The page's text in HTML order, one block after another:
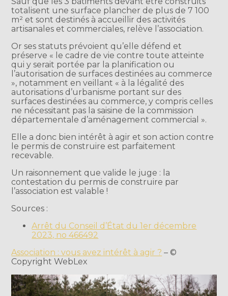
totalisent une surface plancher de plus de 7 100
m² et sont destinés à accueillir des activités
artisanales et commerciales, relève l’association.
Or ses statuts prévoient qu’elle défend et
préserve « le cadre de vie contre toute atteinte
qui y serait portée par la planification ou
l’autorisation de surfaces destinées au commerce
», notamment en veillant « à la légalité des
autorisations d’urbanisme portant sur des
surfaces destinées au commerce, y compris celles
ne nécessitant pas la saisine de la commission
départementale d’aménagement commercial ».
Elle a donc bien intérêt à agir et son action contre
le permis de construire est parfaitement
recevable.
Un raisonnement que valide le juge : la
contestation du permis de construire par
l’association est valable !
Sources :
Arrêt du Conseil d’État du 1er décembre
2023, no 466492
Association : vous avez intérêt à agir ? – ©
Copyright WebLex